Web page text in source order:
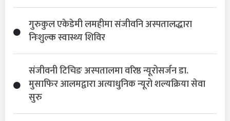
गुरुकुल एकेडेमी लमहीमा संजीवनि अस्पतालद्धारा
निःशुल्क स्वास्थ्य शिविर
संजीवनी टिचिङ अस्पतालमा वरिष्ठ न्यूरोसर्जन डा.
मुसाफिर आलमद्वारा अत्याधुनिक न्यूरो शल्यक्रिया सेवा
सुरु